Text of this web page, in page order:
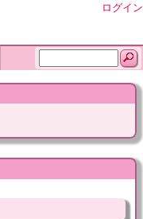
ログイン